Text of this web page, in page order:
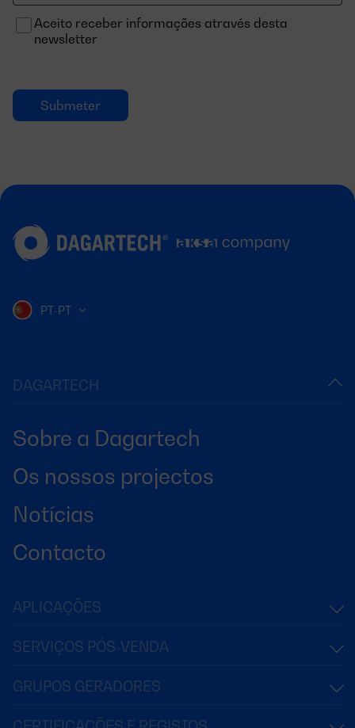
electrónico
Aceito receber informações através desta
newsletter
DAGARTECH
Sobre a Dagartech
Os nossos projectos
Notícias
Contacto
PT-PT
APLICAÇÕES
SERVIÇOS PÓS-VENDA
GRUPOS GERADORES